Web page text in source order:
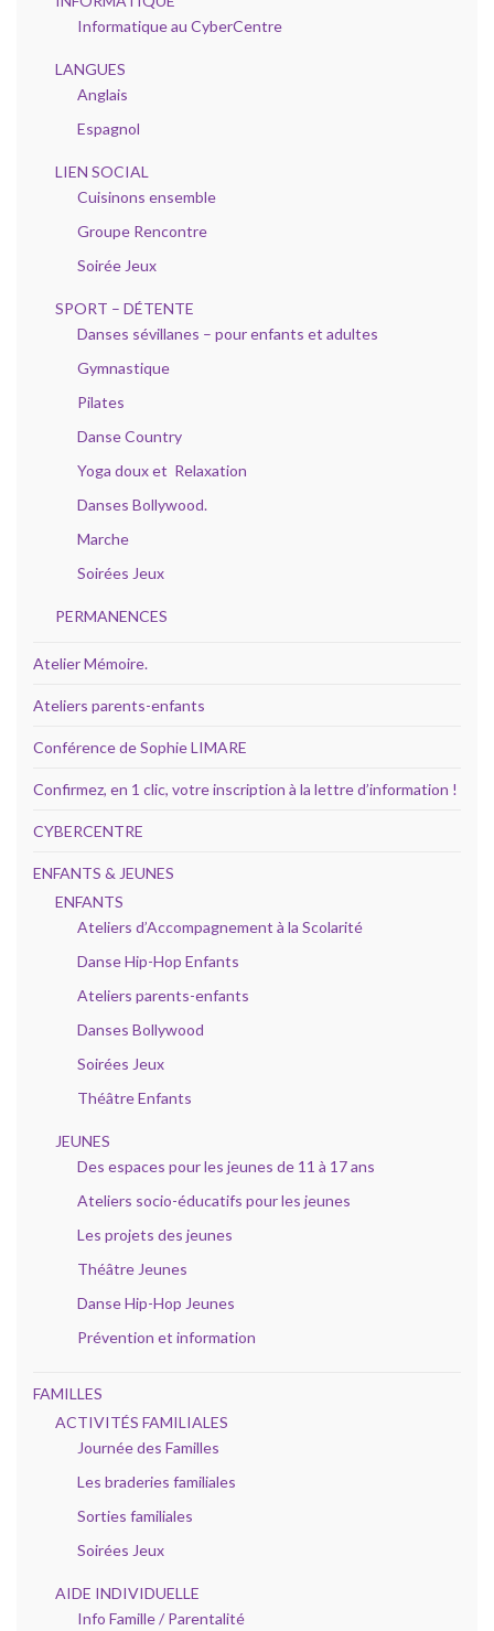
Informatique au CyberCentre
LANGUES
Anglais
Espagnol
LIEN SOCIAL
Cuisinons ensemble
Groupe Rencontre
Soirée Jeux
SPORT – DÉTENTE
Danses sévillanes – pour enfants et adultes
Gymnastique
Pilates
Danse Country
Yoga doux et Relaxation
Danses Bollywood.
Marche
Soirées Jeux
PERMANENCES
Atelier Mémoire.
Ateliers parents-enfants
Conférence de Sophie LIMARE
Confirmez, en 1 clic, votre inscription à la lettre d’information !
CYBERCENTRE
ENFANTS & JEUNES
ENFANTS
Ateliers d’Accompagnement à la Scolarité
Danse Hip-Hop Enfants
Ateliers parents-enfants
Danses Bollywood
Soirées Jeux
Théâtre Enfants
JEUNES
Des espaces pour les jeunes de 11 à 17 ans
Ateliers socio-éducatifs pour les jeunes
Les projets des jeunes
Théâtre Jeunes
Danse Hip-Hop Jeunes
Prévention et information
FAMILLES
ACTIVITÉS FAMILIALES
Journée des Familles
Les braderies familiales
Sorties familiales
Soirées Jeux
AIDE INDIVIDUELLE
Info Famille / Parentalité